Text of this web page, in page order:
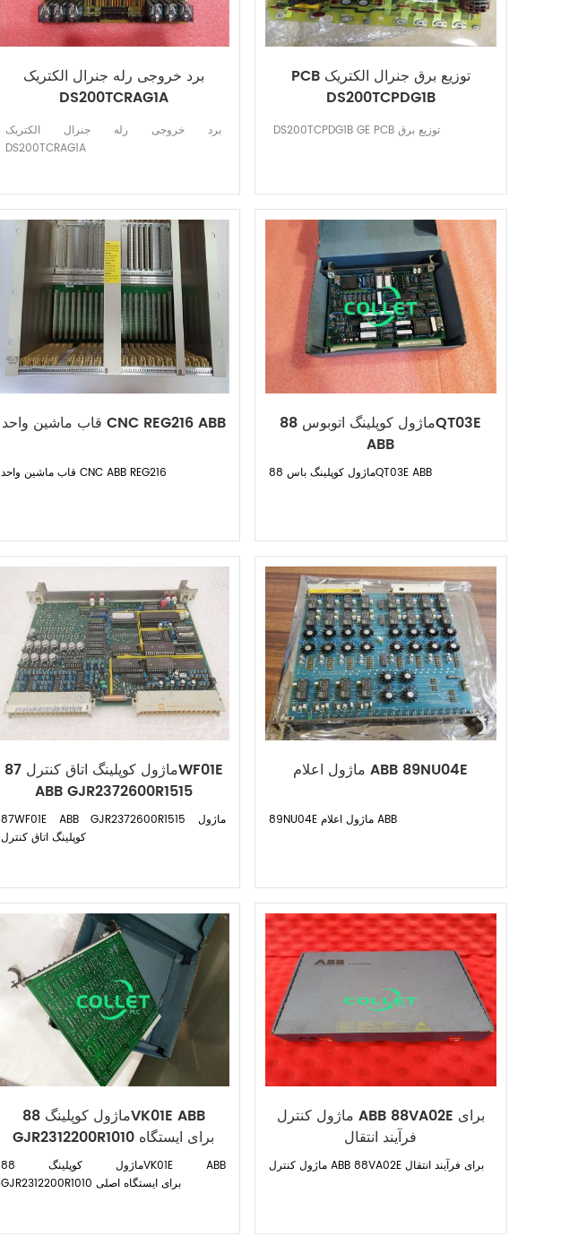
برد خروجی رله جنرال الکتریک
DS200TCRAG1A
برد خروجی رله جنرال الکتریک
DS200TCRAG1A
PCB توزیع برق جنرال الکتریک
DS200TCPDG1B
DS200TCPDG1B GE PCB توزیع برق
قاب ماشین واحد CNC REG216 ABB
قاب ماشین واحد CNC ABB REG216
ماژول کوپلینگ اتوبوس 88QT03E
ABB
ماژول کوپلینگ باس 88QT03E ABB
ماژول کوپلینگ اتاق کنترل 87WF01E
ABB GJR2372600R1515
87WF01E ABB GJR2372600R1515 ماژول
کوپلینگ اتاق کنترل
ماژول اعلام ABB 89NU04E
89NU04E ماژول اعلام ABB
ماژول کوپلینگ 88VK01E ABB
GJR2312200R1010 برای ایستگاه
اصلی
ماژول کوپلینگ 88VK01E ABB
GJR2312200R1010 برای ایستگاه اصلی
ماژول کنترل ABB 88VA02E برای
فرآیند انتقال
ماژول کنترل ABB 88VA02E برای فرآیند انتقال